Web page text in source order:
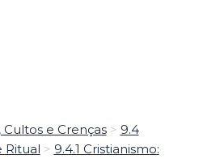
e Crenças> 9.4
Ritual > 9.4.1 Cristianismo: